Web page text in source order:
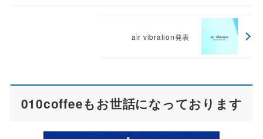
air vibration発表
010coffeeもお世話になっております